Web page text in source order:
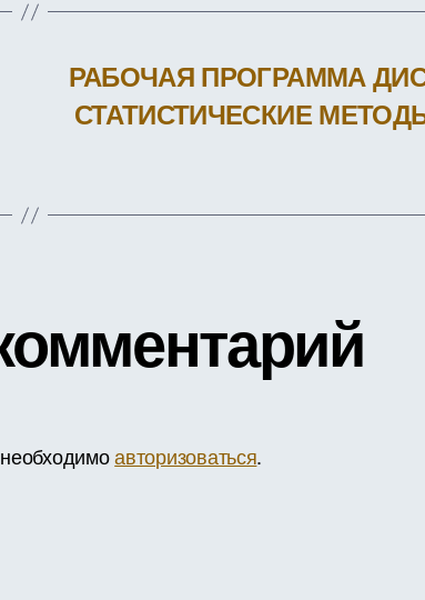
РАБОЧАЯ ПРОГРАММА
СТАТИСТИЧЕСКИЕ
авторизоваться.